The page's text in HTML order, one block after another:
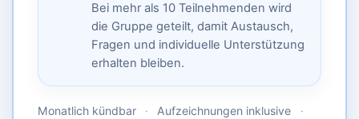
Bei mehr als 10 Teilnehmenden wird
die Gruppe geteilt, damit Austausch,
Fragen und individuelle Unterstützung
erhalten bleiben.
Monatlich kündbar · Aufzeichnungen inklusive
·